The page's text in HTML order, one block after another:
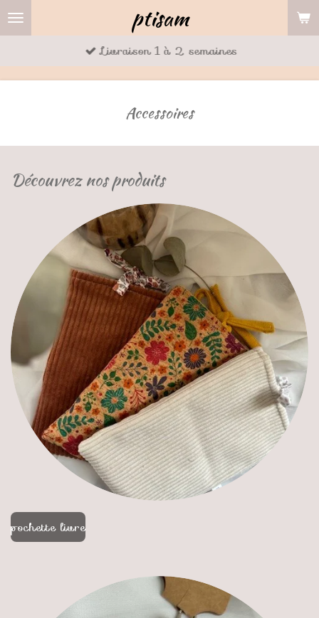
Passer
au
ptisam
Livraison 1 à 2 semaines
Accessoires
Découvrez nos produits
pochette livre